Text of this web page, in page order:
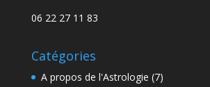
06 22 27 11 83
Catégories
A propos de l'Astrologie (7)